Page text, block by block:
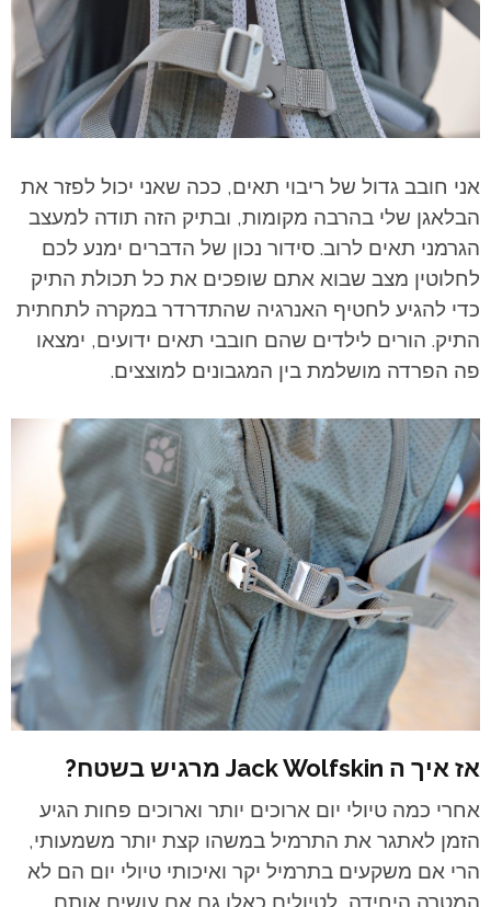
אני חובב גדול של ריבוי תאים, ככה שאני יכול לפזר את
הבלאגן שלי בהרבה מקומות, ובתיק הזה תודה למעצב
הגרמני תאים לרוב. סידור נכון של הדברים ימנע לכם
לחלוטין מצב שבוא אתם שופכים את כל תכולת התיק
כדי להגיע לחטיף האנרגיה שהתדרדר במקרה לתחתית
התיק. הורים לילדים שהם חובבי תאים ידועים, ימצאו
פה הפרדה מושלמת בין המגבונים למוצצים.
אז איך ה Jack Wolfskin מרגיש בשטח?
אחרי כמה טיולי יום ארוכים יותר וארוכים פחות הגיע
הזמן לאתגר את התרמיל במשהו קצת יותר משמעותי,
הרי אם משקעים בתרמיל יקר ואיכותי טיולי יום הם לא
המטרה היחידה, לטיולים כאלו גם אם עושים אותם